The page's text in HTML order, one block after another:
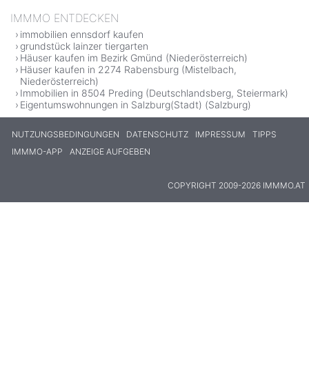
IMMMO ENTDECKEN
immobilien ennsdorf kaufen
grundstück lainzer tiergarten
Häuser kaufen im Bezirk Gmünd (Niederösterreich)
Häuser kaufen in 2274 Rabensburg (Mistelbach,
Niederösterreich)
Immobilien in 8504 Preding (Deutschlandsberg, Steiermark)
Eigentumswohnungen in Salzburg(Stadt) (Salzburg)
NUTZUNGSBEDINGUNGEN DATENSCHUTZ IMPRESSUM
TIPPS
IMMMO-APP
ANZEIGE AUFGEBEN
COPYRIGHT 2009-2026 IMMMO.AT